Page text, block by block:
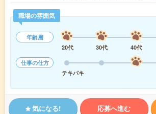
職場の雰囲気
年齢層
20代
30代 40代
仕事の仕方
テキパキ
気になる! 応募へ進む